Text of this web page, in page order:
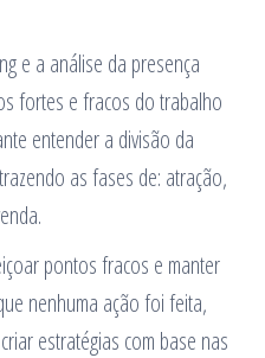
e a análise da presença
fortes e fracos do trabalho
entender a divisão da
as fases de: atração,
pontos fracos e manter
nenhuma ação foi feita,
estratégias com base nas